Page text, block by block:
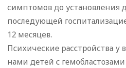
симптомов до установления
последующей
12 месяцев.
Психические расстройства у
нами детей с